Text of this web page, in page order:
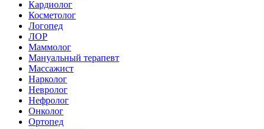
Кардиолог
Косметолог
Логопед
ЛОР
Маммолог
Мануальный терапевт
Массажист
Нарколог
Невролог
Нефролог
Онколог
Ортопед